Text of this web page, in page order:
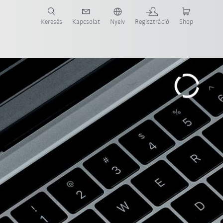
Keresés Kapcsolat Nyelv Regisztráció Shop